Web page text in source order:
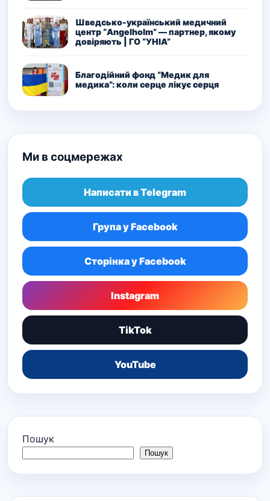
Шведсько-український медичний
центр “Angelholm” — партнер, якому
довіряють | ГО “УНІА”
Благодійний фонд “Медик для
медика”: коли серце лікує серця
Ми в соцмережах
Написати в Telegram
Група у Facebook
Сторінка у Facebook
Instagram
TikTok
YouTube
Пошук
Пошук